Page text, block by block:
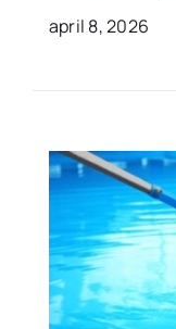
april 8, 2026